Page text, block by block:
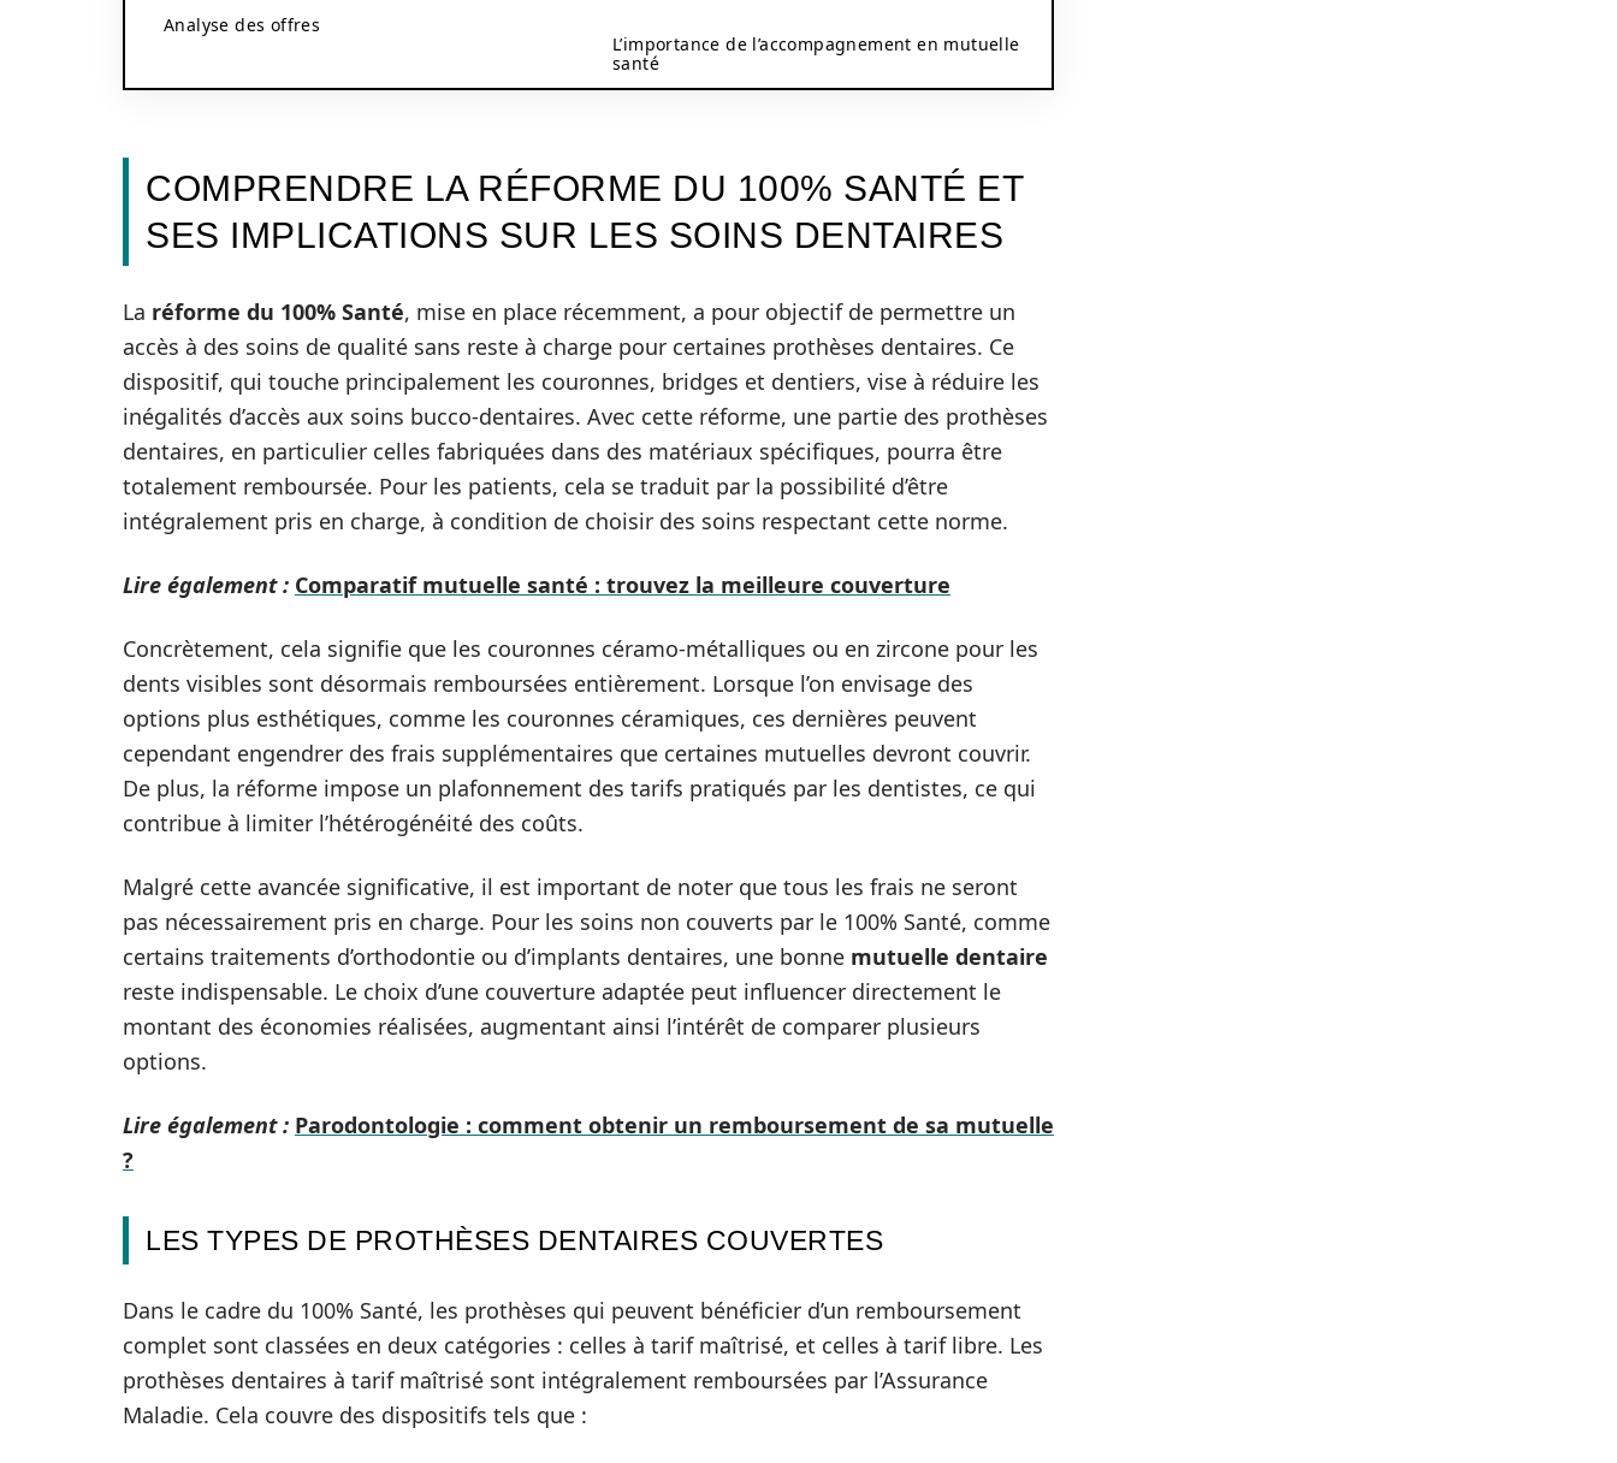
Analyse des offres
L’importance de l’accompagnement en mutuelle
santé
COMPRENDRE LA RÉFORME DU 100% SANTÉ ET
SES IMPLICATIONS SUR LES SOINS DENTAIRES
La réforme du 100% Santé, mise en place récemment, a pour objectif de permettre un
accès à des soins de qualité sans reste à charge pour certaines prothèses dentaires. Ce
dispositif, qui touche principalement les couronnes, bridges et dentiers, vise à réduire les
inégalités d’accès aux soins bucco-dentaires. Avec cette réforme, une partie des prothèses
dentaires, en particulier celles fabriquées dans des matériaux spécifiques, pourra être
totalement remboursée. Pour les patients, cela se traduit par la possibilité d’être
intégralement pris en charge, à condition de choisir des soins respectant cette norme.
Lire également : Comparatif mutuelle santé : trouvez la meilleure couverture
Concrètement, cela signifie que les couronnes céramo-métalliques ou en zircone pour les
dents visibles sont désormais remboursées entièrement. Lorsque l’on envisage des
options plus esthétiques, comme les couronnes céramiques, ces dernières peuvent
cependant engendrer des frais supplémentaires que certaines mutuelles devront couvrir.
De plus, la réforme impose un plafonnement des tarifs pratiqués par les dentistes, ce qui
contribue à limiter l’hétérogénéité des coûts.
Malgré cette avancée significative, il est important de noter que tous les frais ne seront
pas nécessairement pris en charge. Pour les soins non couverts par le 100% Santé, comme
certains traitements d’orthodontie ou d’implants dentaires, une bonne mutuelle dentaire
reste indispensable. Le choix d’une couverture adaptée peut influencer directement le
montant des économies réalisées, augmentant ainsi l’intérêt de comparer plusieurs
options.
Lire également : Parodontologie : comment obtenir un remboursement de sa mutuelle
?
LES TYPES DE PROTHÈSES DENTAIRES COUVERTES
Dans le cadre du 100% Santé, les prothèses qui peuvent bénéficier d’un remboursement
complet sont classées en deux catégories : celles à tarif maîtrisé, et celles à tarif libre. Les
prothèses dentaires à tarif maîtrisé sont intégralement remboursées par l’Assurance
Maladie. Cela couvre des dispositifs tels que :